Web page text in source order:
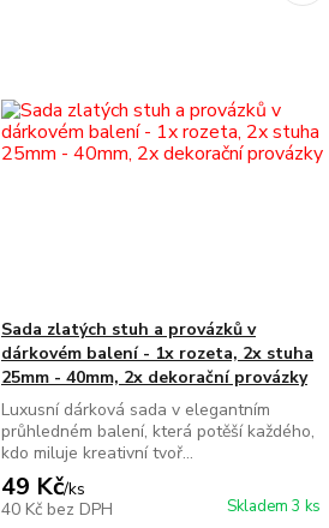
Sada zlatých stuh a provázků v
dárkovém balení - 1x rozeta, 2x stuha
25mm - 40mm, 2x dekorační provázky
Luxusní dárková sada v elegantním
průhledném balení, která potěší každého,
kdo miluje kreativní tvoř...
49 Kč/ks
40 Kč bez DPH Skladem 3 ks